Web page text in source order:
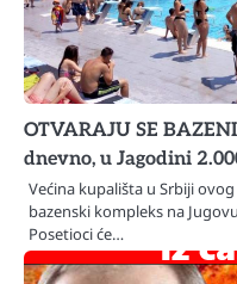
OTVARAJU SE
dnevno, u Jagodini
Većina kupališta u Srbiji
bazenski kompleks na
Posetioci će…